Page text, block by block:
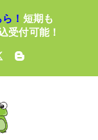
！ 短期も
受付可能！
X Blogger